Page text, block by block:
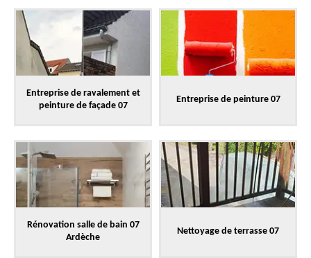
Entreprise de ravalement et
peinture de façade 07
Entreprise de peinture 07
Rénovation salle de bain 07
Ardèche
Nettoyage de terrasse 07